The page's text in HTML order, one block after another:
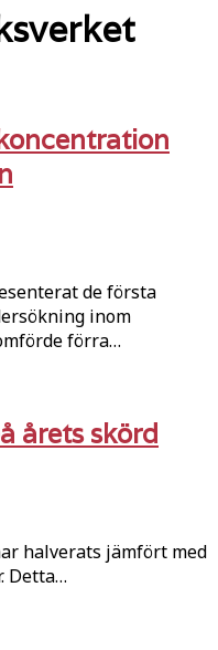
de första
inom
förra…
årets skörd
halverats jämfört med
Detta…